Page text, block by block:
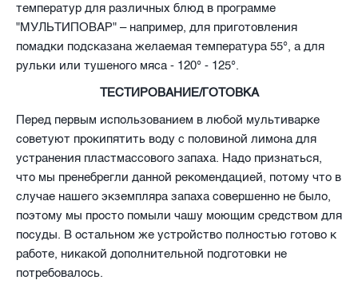
температур для различных блюд в программе
"МУЛЬТИПОВАР" – например, для приготовления
помадки подсказана желаемая температура 55°, а для
рульки или тушеного мяса - 120° - 125°.
ТЕСТИРОВАНИЕ/ГОТОВКА
Перед первым использованием в любой мультиварке
советуют прокипятить воду с половиной лимона для
устранения пластмассового запаха. Надо признаться,
что мы пренебрегли данной рекомендацией, потому что в
случае нашего экземпляра запаха совершенно не было,
поэтому мы просто помыли чашу моющим средством для
посуды. В остальном же устройство полностью готово к
работе, никакой дополнительной подготовки не
потребовалось.